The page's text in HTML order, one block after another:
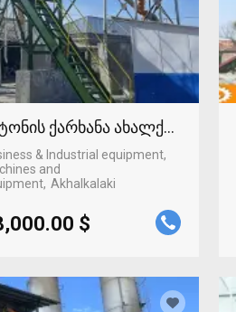
ქარხანა ახალქალაქში
& Industrial equipment,
and
Akhalkalaki
$